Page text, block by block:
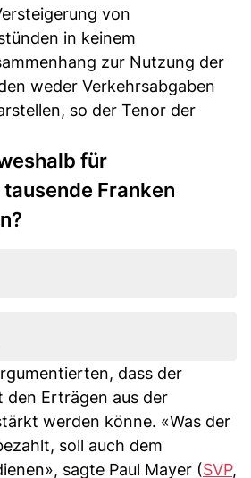
von
in keinem
zur Nutzung der
weder Verkehrsabgaben
so der Tenor der
für
Franken
dass der
den Erträgen aus der
werden könne. «Was der
soll auch dem
sagte Paul Mayer (SVP,